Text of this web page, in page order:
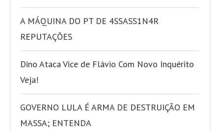
A MÁQUINA DO PT DE 4SSASS1N4R
REPUTAÇÕES
Dino Ataca Vice de Flávio Com Novo Inquérito
Veja!
GOVERNO LULA É ARMA DE DESTRUIÇÃO EM
MASSA; ENTENDA